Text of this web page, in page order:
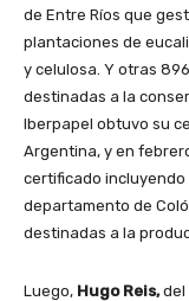
de Entre Ríos que
plantaciones de
y celulosa. Y otras
destinadas a la
Iberpapel obtuvo su
Argentina, y en
certificado
departamento de
destinadas a la
Luego, Hugo Reis,del